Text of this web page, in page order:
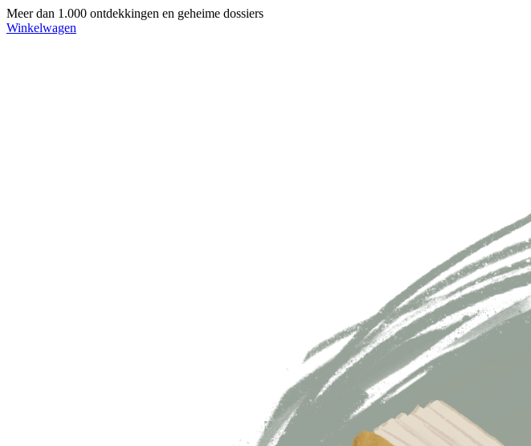
Meer dan 1.000 ontdekkingen en geheime dossiers
Winkelwagen